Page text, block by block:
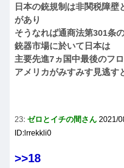
日本の銃規制は非関税障壁
があり
そうなれば通商法第301条
銃器市場に於いて日本は
主要先進7ヵ国中最後のフ
アメリカがみすみす見逃す
23: ゼロとイチの間さん 2021/
ID:lrrekkli0
>>18